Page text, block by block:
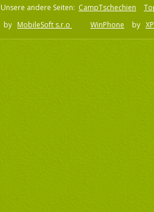
Unsere andere Seiten: CampTschechien
by MobileSoft s.r.o WinPhone by